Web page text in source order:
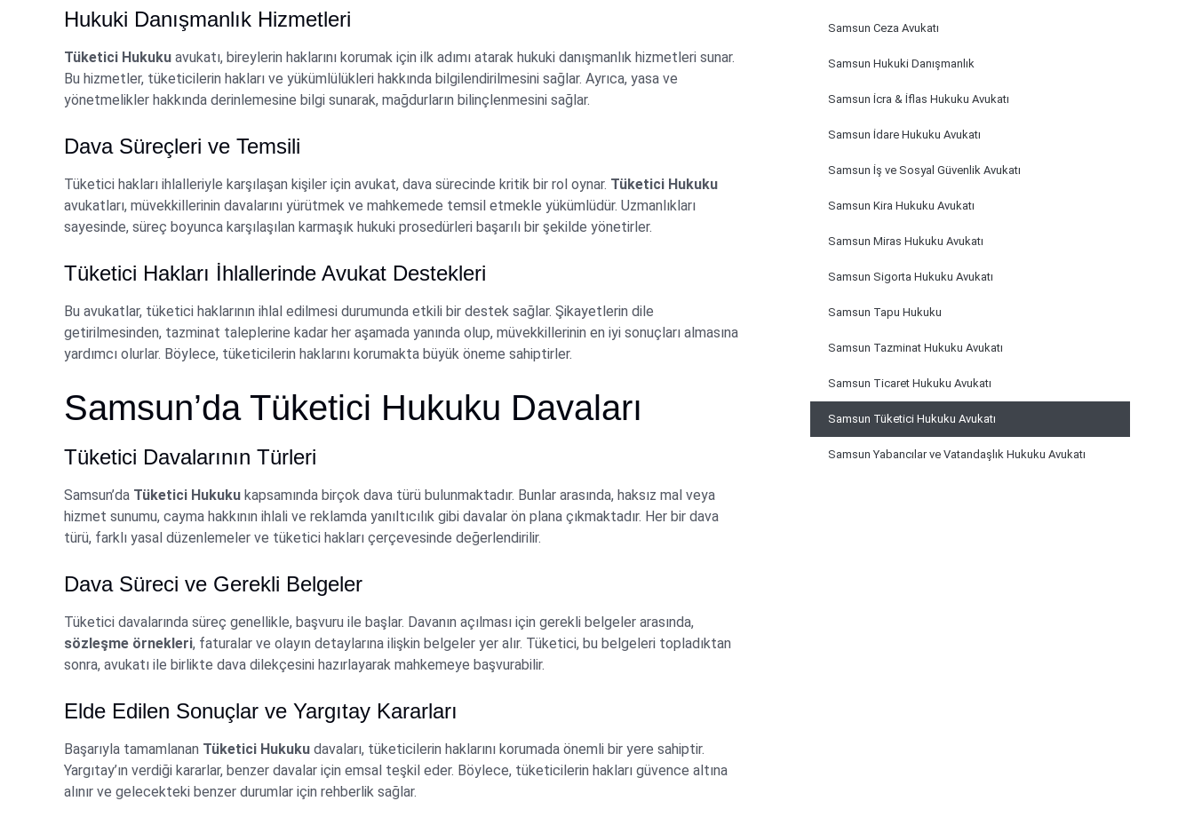
Hukuki Danışmanlık Hizmetleri
Tüketici Hukuku avukatı, bireylerin haklarını korumak için ilk adımı atarak hukuki danışmanlık hizmetleri sunar.
Bu hizmetler, tüketicilerin hakları ve yükümlülükleri hakkında bilgilendirilmesini sağlar. Ayrıca, yasa ve
yönetmelikler hakkında derinlemesine bilgi sunarak, mağdurların bilinçlenmesini sağlar.
Dava Süreçleri ve Temsili
Tüketici hakları ihlalleriyle karşılaşan kişiler için avukat, dava sürecinde kritik bir rol oynar. Tüketici Hukuku
avukatları, müvekkillerinin davalarını yürütmek ve mahkemede temsil etmekle yükümlüdür. Uzmanlıkları
sayesinde, süreç boyunca karşılaşılan karmaşık hukuki prosedürleri başarılı bir şekilde yönetirler.
Tüketici Hakları İhlallerinde Avukat Destekleri
Bu avukatlar, tüketici haklarının ihlal edilmesi durumunda etkili bir destek sağlar. Şikayetlerin dile
getirilmesinden, tazminat taleplerine kadar her aşamada yanında olup, müvekkillerinin en iyi sonuçları almasına
yardımcı olurlar. Böylece, tüketicilerin haklarını korumakta büyük öneme sahiptirler.
Samsun’da Tüketici Hukuku Davaları
Tüketici Davalarının Türleri
Samsun’da Tüketici Hukuku kapsamında birçok dava türü bulunmaktadır. Bunlar arasında, haksız mal veya
hizmet sunumu, cayma hakkının ihlali ve reklamda yanıltıcılık gibi davalar ön plana çıkmaktadır. Her bir dava
türü, farklı yasal düzenlemeler ve tüketici hakları çerçevesinde değerlendirilir.
Dava Süreci ve Gerekli Belgeler
Tüketici davalarında süreç genellikle, başvuru ile başlar. Davanın açılması için gerekli belgeler arasında,
sözleşme örnekleri, faturalar ve olayın detaylarına ilişkin belgeler yer alır. Tüketici, bu belgeleri topladıktan
sonra, avukatı ile birlikte dava dilekçesini hazırlayarak mahkemeye başvurabilir.
Elde Edilen Sonuçlar ve Yargıtay Kararları
Başarıyla tamamlanan Tüketici Hukuku davaları, tüketicilerin haklarını korumada önemli bir yere sahiptir.
Yargıtay’ın verdiği kararlar, benzer davalar için emsal teşkil eder. Böylece, tüketicilerin hakları güvence altına
alınır ve gelecekteki benzer durumlar için rehberlik sağlar.
Samsun Ceza Avukatı
Samsun Hukuki Danışmanlık
Samsun İcra & İflas Hukuku Avukatı
Samsun İdare Hukuku Avukatı
Samsun İş ve Sosyal Güvenlik Avukatı
Samsun Kira Hukuku Avukatı
Samsun Miras Hukuku Avukatı
Samsun Sigorta Hukuku Avukatı
Samsun Tapu Hukuku
Samsun Tazminat Hukuku Avukatı
Samsun Ticaret Hukuku Avukatı
Samsun Tüketici Hukuku Avukatı
Samsun Yabancılar ve Vatandaşlık Hukuku Avukatı